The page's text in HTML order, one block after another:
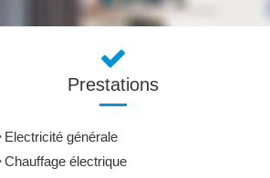
Prestations
Electricité générale
Chauffage électrique